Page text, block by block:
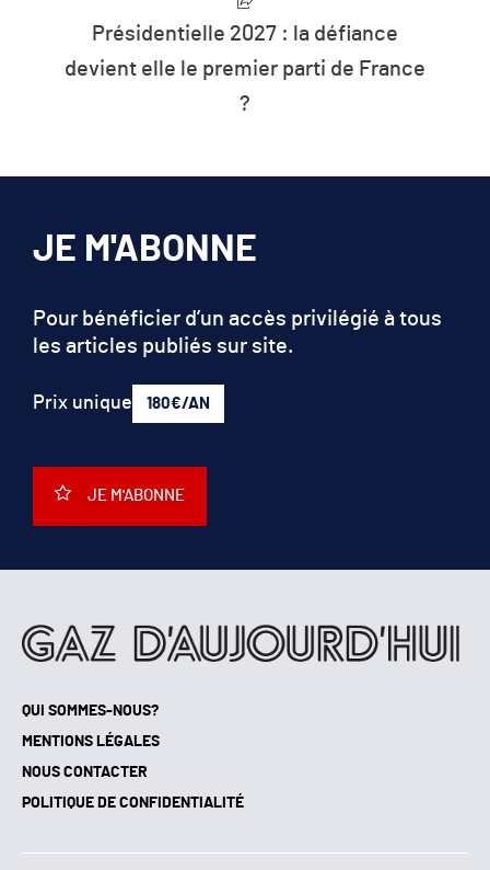
Présidentielle 2027 : la défiance
devient elle le premier parti de France
?
QUI SOMMES-NOUS?
MENTIONS LÉGALES
NOUS CONTACTER
POLITIQUE DE CONFIDENTIALITÉ
JE M'ABONNE
Pour bénéficier d’un accès privilégié à tous
les articles publiés sur site.
Prix unique 180€/AN
JE M'ABONNE